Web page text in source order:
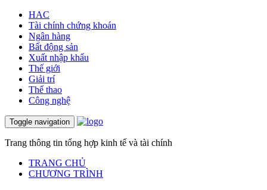
HAC
Tài chính chứng khoán
Ngân hàng
Bất động sản
Xuất nhập khẩu
Thế giới
Giải trí
Thể thao
Công nghệ
Toggle navigation
Trang thông tin tổng hợp kinh tế và tài chính
TRANG CHỦ
CHƯƠNG TRÌNH